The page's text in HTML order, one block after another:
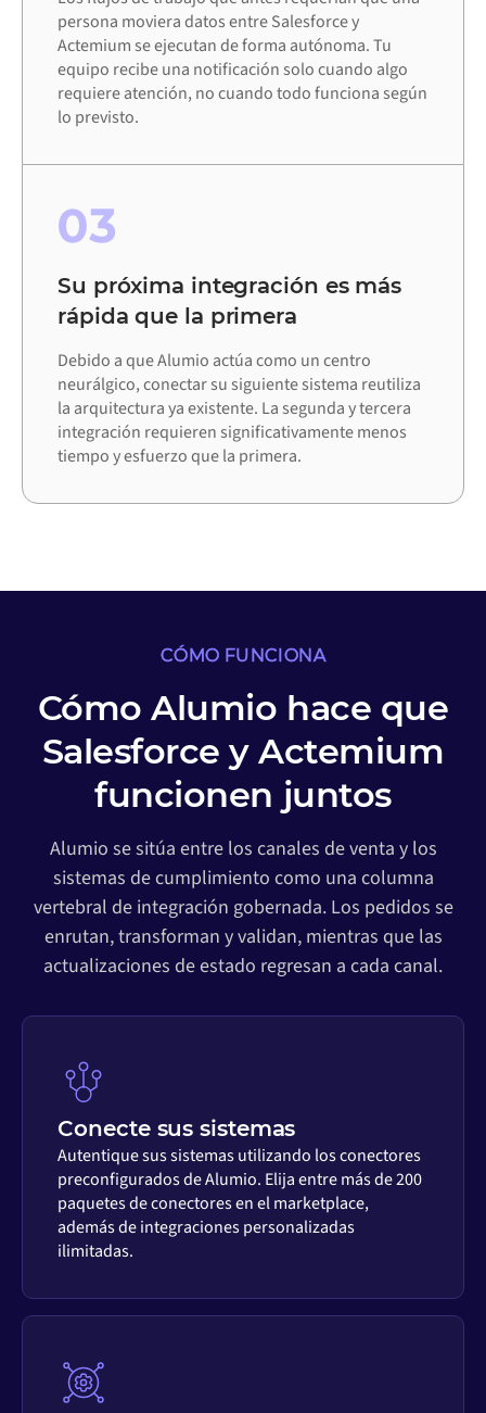
persona moviera datos entre Salesforce y
Actemium se ejecutan de forma autónoma. Tu
equipo recibe una notificación solo cuando algo
requiere atención, no cuando todo funciona según
lo previsto.
03
Su próxima integración es más
rápida que la primera
Debido a que Alumio actúa como un centro
neurálgico, conectar su siguiente sistema reutiliza
la arquitectura ya existente. La segunda y tercera
integración requieren significativamente menos
tiempo y esfuerzo que la primera.
CÓMO FUNCIONA
Cómo Alumio hace que
Salesforce y Actemium
funcionen juntos
Alumio se sitúa entre los canales de venta y los
sistemas de cumplimiento como una columna
vertebral de integración gobernada. Los pedidos se
enrutan, transforman y validan, mientras que las
actualizaciones de estado regresan a cada canal.
Conecte sus sistemas
Autentique sus sistemas utilizando los conectores
preconfigurados de Alumio. Elija entre más de 200
paquetes de conectores en el marketplace,
además de integraciones personalizadas
ilimitadas.